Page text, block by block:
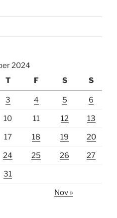
2024
T F S S
3 4 5 6
10 11 12 13
17 18 19 20
24 25 26 27
31
Nov »